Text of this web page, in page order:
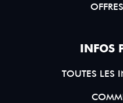
INFOS
TOUTES LES